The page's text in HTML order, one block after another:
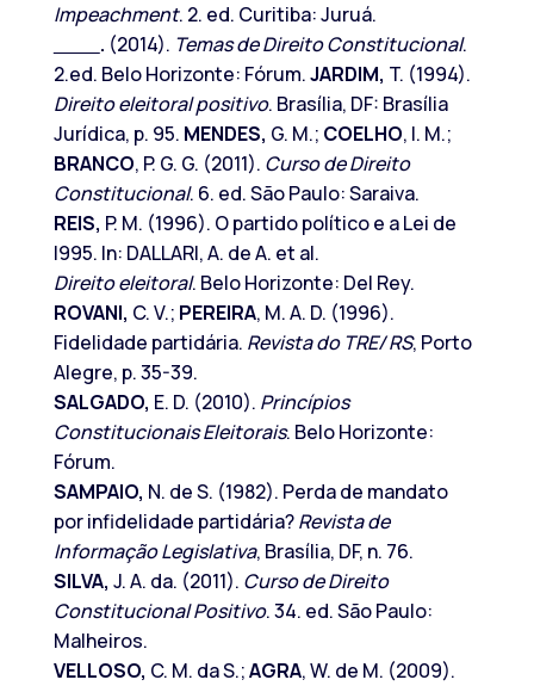
Impeachment. 2. ed. Curitiba: Juruá.
. (2014). Temas de Direito Constitucional.
2.ed. Belo Horizonte: Fórum.JARDIM, T. (1994).
Direito eleitoral positivo. Brasília, DF: Brasília
Jurídica, p. 95. MENDES, G. M.; COELHO, I. M.;
BRANCO, P. G. G. (2011). Curso de Direito
Constitucional. 6. ed. São Paulo: Saraiva.
REIS, P. M. (1996). O partido político e a Lei de
l995. In: DALLARI, A. de A. et al.
Direito eleitoral. Belo Horizonte: Del Rey.
ROVANI, C. V.; PEREIRA, M. A. D. (1996).
Fidelidade partidária. Revista do TRE/ RS, Porto
Alegre, p. 35-39.
SALGADO, E. D. (2010). Princípios
Constitucionais Eleitorais. Belo Horizonte:
Fórum.
SAMPAIO, N. de S. (1982). Perda de mandato
por infidelidade partidária?Revista de
Informação Legislativa, Brasília, DF, n. 76.
SILVA, J. A. da. (2011). Curso de Direito
Constitucional Positivo. 34. ed. São Paulo:
Malheiros.
VELLOSO, C. M. da S.;AGRA, W. de M. (2009).